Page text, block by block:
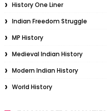
History One Liner
Indian Freedom Struggle
MP History
Medieval Indian History
Modern Indian History
World History